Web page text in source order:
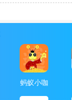
蚂蚁小咖